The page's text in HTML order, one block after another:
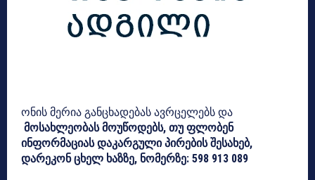
ონის მერია განცხადებას ავრცელებს და
მოსახლეობას მოუწოდებს, თუ ფლობენ
ინფორმაციას დაკარგული პირების შესახებ,
დარეკონ ცხელ ხაზზე, ნომერზე: 598 913 089